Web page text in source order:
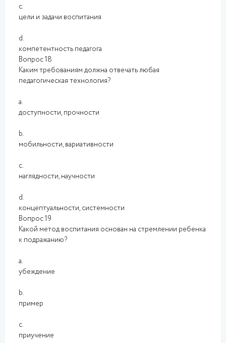
c.
цели и задачи воспитания
d.
компетентность педагога
Вопрос 18
Каким требованиям должна отвечать любая
педагогическая технология?
a.
доступности, прочности
b.
мобильности, вариативности
c.
наглядности, научности
d.
концептуальности, системности
Вопрос 19
Какой метод воспитания основан на стремлении ребенка
к подражанию?
a.
убеждение
b.
пример
c.
приучение